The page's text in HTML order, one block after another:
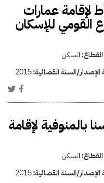
عمارات
للإسكان
السكن
الإصدار/السنة القضائية:2015
لإقامة
السكن
الإصدار/السنة القضائية:2015